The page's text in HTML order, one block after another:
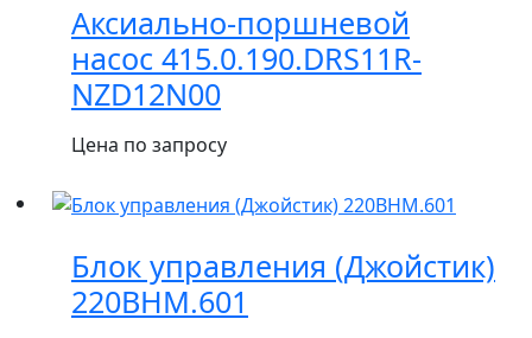
Аксиально-поршневой
насос 415.0.190.DRS11R-
NZD12N00
Цена по запросу
Блок управления (Джойстик)
220BHM.601